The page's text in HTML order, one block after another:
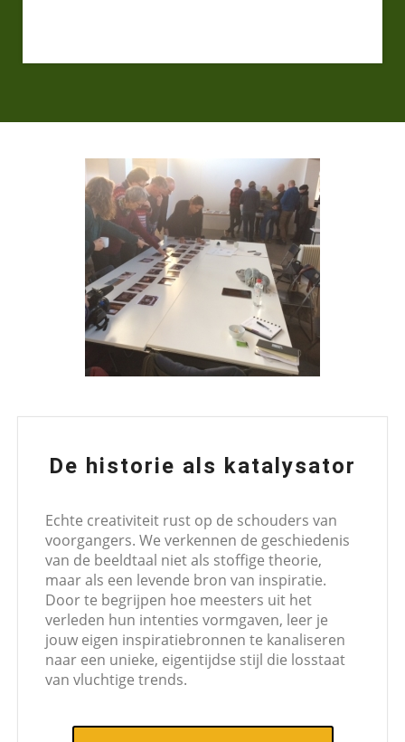
De historie als katalysator
Echte creativiteit rust op de schouders van
voorgangers. We verkennen de geschiedenis
van de beeldtaal niet als stoffige theorie,
maar als een levende bron van inspiratie.
Door te begrijpen hoe meesters uit het
verleden hun intenties vormgaven, leer je
jouw eigen inspiratiebronnen te kanaliseren
naar een unieke, eigentijdse stijl die losstaat
van vluchtige trends.